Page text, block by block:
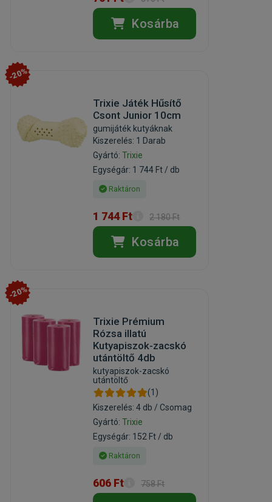
Kosárba
-20%
Trixie Játék Hűsítő
Csont Junior 10cm
gumijáték kutyáknak
Kiszerelés: 1 Darab
Gyártó:Trixie
Egységár: 1 744 Ft / db
Raktáron
1 744 Ft 2 180 Ft
Kosárba
-20%
Trixie Prémium
Rózsa illatú
Kutyapiszok-zacskó
utántöltő 4db
kutyapiszok-zacskó
utántöltő
(1)
Kiszerelés: 4 db / Csomag
Gyártó:Trixie
Egységár: 152 Ft / db
Raktáron
606 Ft 758 Ft